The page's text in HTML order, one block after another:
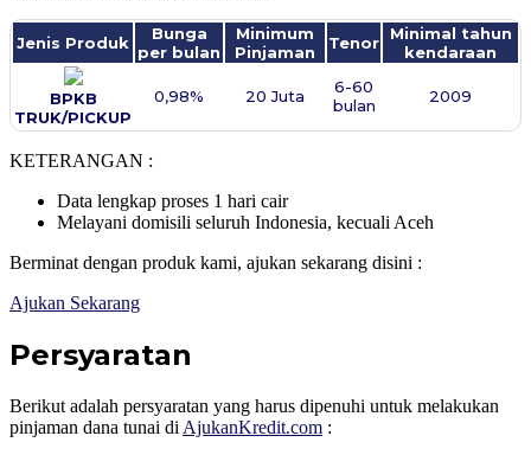
Jenis Produk
Bunga
per bulan
Minimum
Pinjaman
Tenor
Minimal tahun
kendaraan
BPKB
TRUK/PICKUP
0,98% 20 Juta
6-60
bulan
2009
KETERANGAN :
Data lengkap proses 1 hari cair
Melayani domisili seluruh Indonesia, kecuali Aceh
Berminat dengan produk kami, ajukan sekarang disini :
Ajukan Sekarang
Persyaratan
Berikut adalah persyaratan yang harus dipenuhi untuk melakukan
pinjaman dana tunai di AjukanKredit.com :